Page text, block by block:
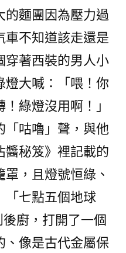
的麵團因為壓力過
車不知道該走還是
穿著西裝的男人小
燈大喊：「喂！你
綠燈沒用啊！」
「咕嚕」聲，與他
醬秘笈》裡記載的
，且燈號恒綠、
「七點五個地球
廚，打開了一個
、像是古代金屬保